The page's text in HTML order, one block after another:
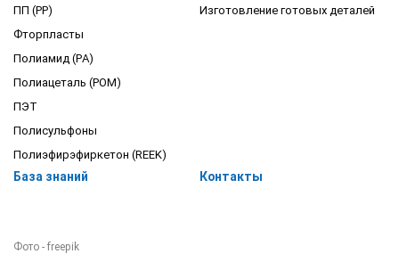
ПП (PP)
Фторпласты
Полиамид (PA)
Полиацеталь (POM)
ПЭТ
Полисульфоны
Полиэфирэфиркетон (REEK)
Изготовление готовых деталей
База знаний Контакты
Фото - freepik